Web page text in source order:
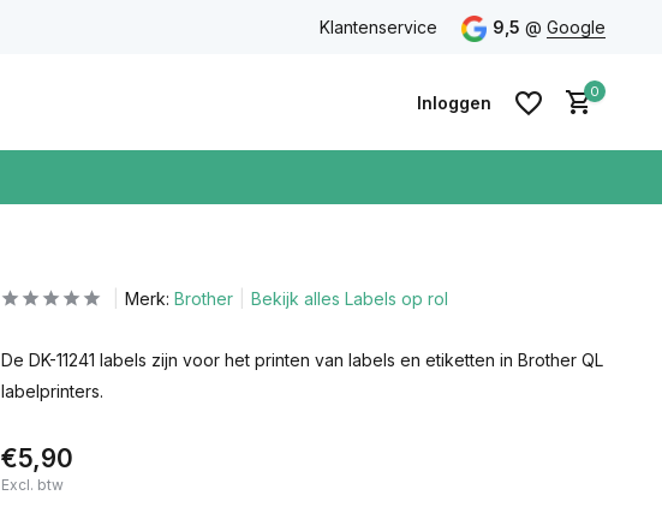
Gratis verzending vanaf €75 in Nederland &
Klantenservice 9,5 @ Google
Inloggen
Account
Account
0
Merk: Brother Bekijk alles Labels op rol
De DK-11241 labels zijn voor het printen van labels en etiketten in Brother QL
labelprinters.
€5,90
Excl. btw